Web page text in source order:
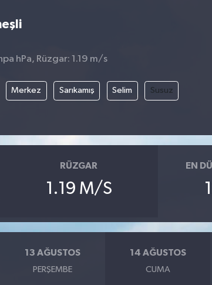
hPa, Rüzgar: 1.19 m/s
Merkez Sarıkamış Selim Susuz
RÜZGAR
1.19 M/S
EN
13 AĞUSTOS
PERŞEMBE
14 AĞUSTOS
CUMA